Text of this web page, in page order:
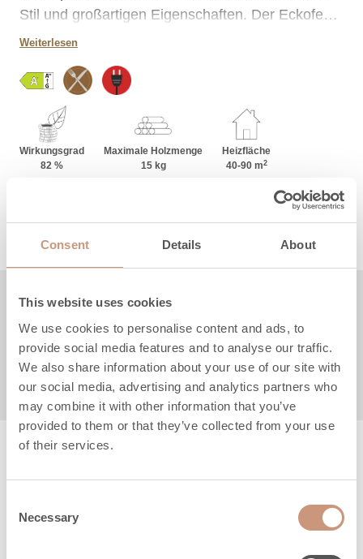
Consent Details About
This website uses cookies
We use cookies to personalise content and ads, to
provide social media features and to analyse our traffic.
We also share information about your use of our site with
our social media, advertising and analytics partners who
may combine it with other information that you’ve
provided to them or that they’ve collected from your use
of their services.
Selection
Necessary
Stil und großartigen Eigenschaften. Der Eckofen
mit Backfunktion ist ein hervorragender
Gekrönt wird das Ganze durch die große
Eckverglasung. In Tulikivi-Backöfen kann auch
Holz verbrannt werden.
Weiterlesen
Wirkungsgrad
82 %
Maximale Holzmenge
15 kg
Heizfläche
40-90 m2
54,9 kWh
Produktbeschreibung
Technische Daten
Anleitungen & Dateien